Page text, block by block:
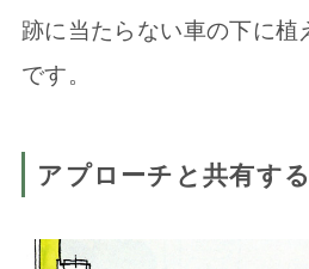
跡に当たらない車の下に植
です。
アプローチと共有する